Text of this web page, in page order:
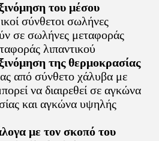
του μέσου
σύνθετοι σωλήνες
σε σωλήνες μεταφοράς
λιπαντικού
της θερμοκρασίας
από σύνθετο χάλυβα με
να διαιρεθεί σε αγκώνα
και αγκώνα υψηλής
με τον σκοπό του